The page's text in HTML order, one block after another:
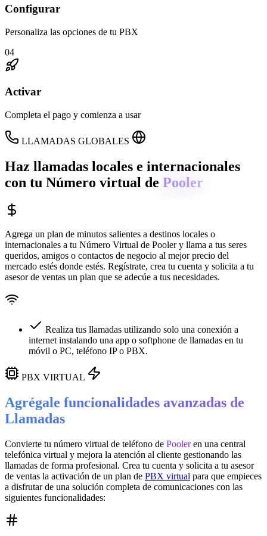
Configurar
Personaliza las opciones de tu PBX
04
Activar
Completa el pago y comienza a usar
LLAMADAS GLOBALES
Haz llamadas locales e internacionales
con tu Número virtual de Pooler
Agrega un plan de minutos salientes a destinos locales o
internacionales a tu Número Virtual de Poolery llama a tus seres
queridos, amigos o contactos de negocio al mejor precio del
mercado estés donde estés. Regístrate, crea tu cuenta y solicita a tu
asesor de ventas un plan que se adecúe a tus necesidades.
Realiza tus llamadas utilizando solo una conexión a
internet instalando una app o softphone de llamadas en tu
móvil o PC, teléfono IP o PBX.
PBX VIRTUAL
Agrégale funcionalidades avanzadas de
Llamadas
Convierte tu número virtual de teléfono de Pooler en una central
telefónica virtual y mejora la atención al cliente gestionando las
llamadas de forma profesional. Crea tu cuenta y solicita a tu asesor
de ventas la activación de un plan de PBX virtual para que empieces
a disfrutar de una solución completa de comunicaciones con las
siguientes funcionalidades: